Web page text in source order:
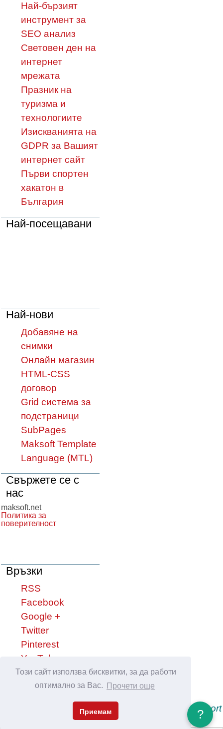
Този сайт използва бисквитки, за да работи
оптимално за Вас.
Прочети още
Приемам
Най-бързият
инструмент за
SEO анализ
Световен ден на
интернет
мрежата
Празник на
туризма и
технологиите
Изискванията на
GDPR за Вашият
интернет сайт
Първи спортен
хакатон в
България
Най-посещавани
Най-нови
Добавяне на
снимки
Онлайн магазин
HTML-CSS
договор
Grid система за
подстраници
SubPages
Maksoft Template
Language (MTL)
Свържете се с
нас
maksoft.net
Политика за
поверителност
Връзки
RSS
Facebook
Google +
Twitter
Pinterest
YouTube
MAKSOFT Net, Sofia © 1998- 2008 - 2026, support
Netservice
?